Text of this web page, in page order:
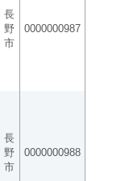
長
野
市
0000000987
長
野
市
0000000988